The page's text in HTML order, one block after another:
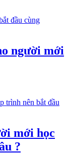
người mới
mới học
?